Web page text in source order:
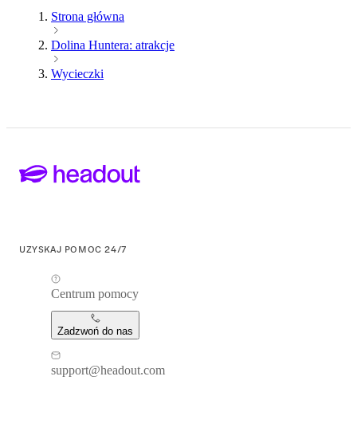
Strona główna
Dolina Huntera: atrakcje
Wycieczki
UZYSKAJ POMOC 24/7
Centrum pomocy
Zadzwoń do nas
support@headout.com